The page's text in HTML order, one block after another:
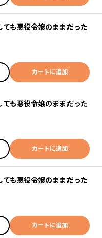
も悪役令嬢のままだった
カートに追加
も悪役令嬢のままだった
カートに追加
も悪役令嬢のままだった
カートに追加